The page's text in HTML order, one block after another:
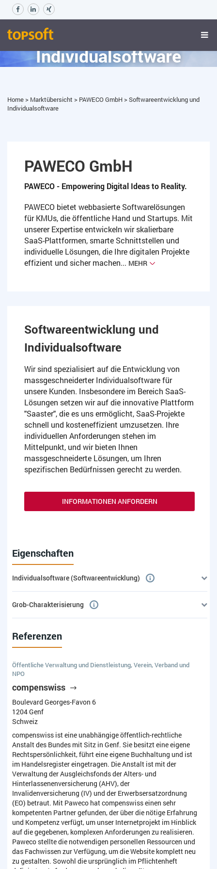
Softwareentwicklung und
Individualsoftware
Home> Marktübersicht > PAWECO GmbH>Softwareentwicklung und
Individualsoftware
PAWECO GmbH
PAWECO - Empowering Digital Ideas to Reality.
PAWECO bietet webbasierte Softwarelösungen
für KMUs, die öffentliche Hand und Startups. Mit
unserer Expertise entwickeln wir skalierbare
SaaS-Plattformen, smarte Schnittstellen und
individuelle Lösungen, die Ihre digitalen Projekte
effizient und sicher machen... MEHR
Softwareentwicklung und
Individualsoftware
Wir sind spezialisiert auf die Entwicklung von
massgeschneiderter Individualsoftware für
unsere Kunden. Insbesondere im Bereich SaaS-
Lösungen setzen wir auf die innovative Plattform
"Saaster", die es uns ermöglicht, SaaS-Projekte
schnell und kosteneffizient umzusetzen. Ihre
individuellen Anforderungen stehen im
Mittelpunkt, und wir bieten Ihnen
massgeschneiderte Lösungen, um Ihren
spezifischen Bedürfnissen gerecht zu werden.
INFORMATIONEN ANFORDERN
Eigenschaften
Individualsoftware (Softwareentwicklung)
Grob-Charakterisierung
Referenzen
Öffentliche Verwaltung und Dienstleistung, Verein, Verband und
NPO
compenswiss
Boulevard Georges-Favon 6
1204 Genf
Schweiz
compenswiss ist eine unabhängige öffentlich-rechtliche
Anstalt des Bundes mit Sitz in Genf. Sie besitzt eine eigene
Rechtspersönlichkeit, führt eine eigene Buchhaltung und ist
im Handelsregister eingetragen. Die Anstalt ist mit der
Verwaltung der Ausgleichsfonds der Alters- und
Hinterlassenenversicherung (AHV), der
Invalidenversicherung (IV) und der Erwerbsersatzordnung
(EO) betraut. Mit Paweco hat compenswiss einen sehr
kompetenten Partner gefunden, der über die nötige Erfahrung
und Kompetenz verfügt, um unser Internetprojekt im Hinblick
auf die gegebenen, komplexen Anforderungen zu realisieren.
Paweco stellte die notwendigen personellen Ressourcen und
das Fachwissen zur Verfügung, um die Website komplett neu
zu gestalten. Sowohl die ursprünglich im Pflichtenheft